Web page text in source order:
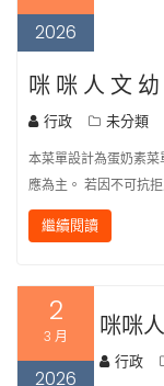
2026
咪 咪 人 文
行政 未分類
本菜單設計為蛋奶素
應為主。 若因不可抗
繼續閱讀
2
3 月
2026
咪咪
行政